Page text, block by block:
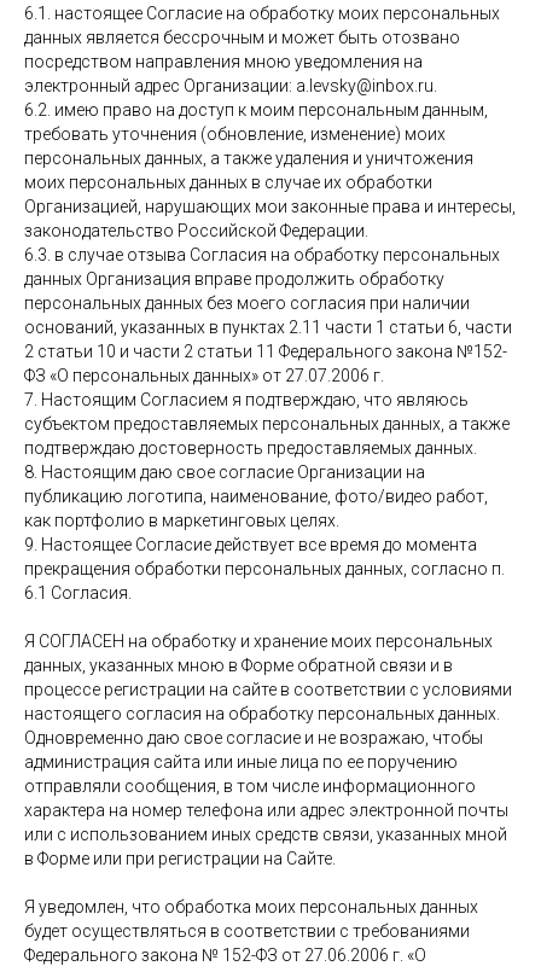
6.1. настоящее Согласие на обработку моих персональных
данных является бессрочным и может быть отозвано
посредством направления мною уведомления на
электронный адрес Организации: a.levsky@inbox.ru.
6.2. имею право на доступ к моим персональным данным,
требовать уточнения (обновление, изменение) моих
персональных данных, а также удаления и уничтожения
моих персональных данных в случае их обработки
Организацией, нарушающих мои законные права и интересы,
законодательство Российской Федерации.
6.3. в случае отзыва Согласия на обработку персональных
данных Организация вправе продолжить обработку
персональных данных без моего согласия при наличии
оснований, указанных в пунктах 2.11 части 1 статьи 6, части
2 статьи 10 и части 2 статьи 11 Федерального закона №152-
ФЗ «О персональных данных» от 27.07.2006 г.
7. Настоящим Согласием я подтверждаю, что являюсь
субъектом предоставляемых персональных данных, а также
подтверждаю достоверность предоставляемых данных.
8. Настоящим даю свое согласие Организации на
публикацию логотипа, наименование, фото/видео работ,
как портфолио в маркетинговых целях.
9. Настоящее Согласие действует все время до момента
прекращения обработки персональных данных, согласно п.
6.1 Согласия.
Я СОГЛАСЕН на обработку и хранение моих персональных
данных, указанных мною в Форме обратной связи и в
процессе регистрации на сайте в соответствии с условиями
настоящего согласия на обработку персональных данных.
Одновременно даю свое согласие и не возражаю, чтобы
администрация сайта или иные лица по ее поручению
отправляли сообщения, в том числе информационного
характера на номер телефона или адрес электронной почты
или с использованием иных средств связи, указанных мной
в Форме или при регистрации на Сайте.
Я уведомлен, что обработка моих персональных данных
будет осуществляться в соответствии с требованиями
Федерального закона № 152-ФЗ от 27.06.2006 г. «О